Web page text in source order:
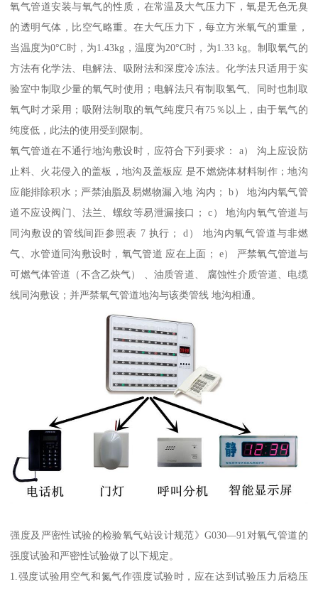
氧气管道安装与氧气的性质，在常温及大气压力下，氧是无色无臭
的透明气体，比空气略重。在大气压力下，每立方米氧气的重量，
当温度为0°C时，为1.43kg，温度为20°C时，为1.33 kg。制取氧气的
方法有化学法、电解法、吸附法和深度冷冻法。化学法只适用于实
验室中制取少量的氧气时使用；电解法只有制取氢气、同时也制取
氧气时才采用；吸附法制取的氧气纯度只有75％以上，由于氧气的
纯度低，此法的使用受到限制。
氧气管道在不通行地沟敷设时，应符合下列要求： a） 沟上应设防
止料、火花侵入的盖板，地沟及盖板应 是不燃烧体材料制作；地沟
应能排除积水；严禁油脂及易燃物漏入地 沟内； b） 地沟内氧气管
道不应设阀门、法兰、螺纹等易泄漏接口； c） 地沟内氧气管道与
同沟敷设的管线间距参照表 7 执行； d） 地沟内氧气管道与非燃
气、水管道同沟敷设时，氧气管道 应在上面； e） 严禁氧气管道与
可燃气体管道（不含乙炔气） 、油质管道、 腐蚀性介质管道、电缆
线同沟敷设；并严禁氧气管道地沟与该类管线 地沟相通。
强度及严密性试验的检验氧气站设计规范》G030—91对氧气管道的
强度试验和严密性试验做了以下规定。
1.强度试验用空气和氮气作强度试验时，应在达到试验压力后稳压